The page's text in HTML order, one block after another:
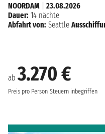
ab3.270 €
Preis pro Person Steuern inbegriffen
NOORDAM
23.08.2026
Dauer: 14 nächte
Abfahrt von: Seattle